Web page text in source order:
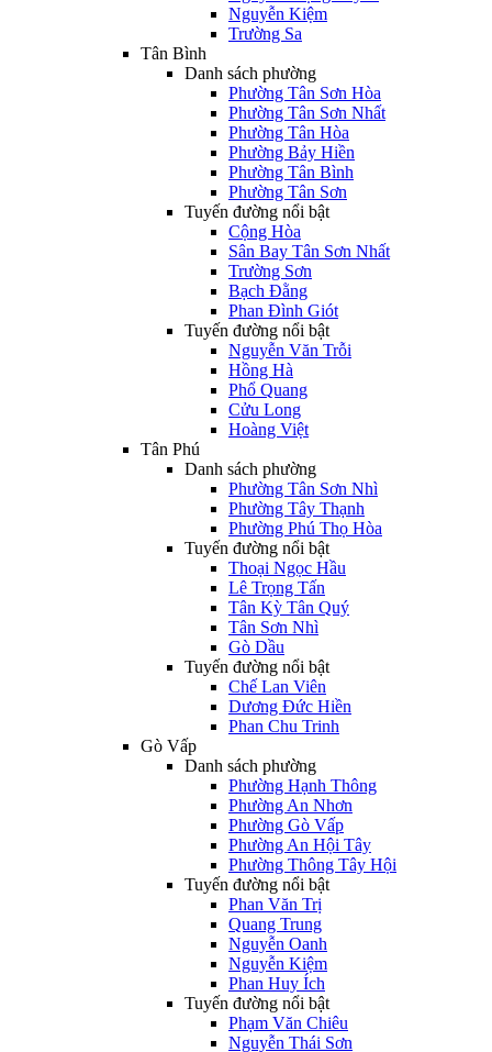
Nguyễn Kiệm
Trường Sa
Tân Bình
Danh sách phường
Phường Tân Sơn Hòa
Phường Tân Sơn Nhất
Phường Tân Hòa
Phường Bảy Hiền
Phường Tân Bình
Phường Tân Sơn
Tuyến đường nổi bật
Cộng Hòa
Sân Bay Tân Sơn Nhất
Trường Sơn
Bạch Đằng
Phan Đình Giót
Tuyến đường nổi bật
Nguyễn Văn Trỗi
Hồng Hà
Phổ Quang
Cửu Long
Hoàng Việt
Tân Phú
Danh sách phường
Phường Tân Sơn Nhì
Phường Tây Thạnh
Phường Phú Thọ Hòa
Tuyến đường nổi bật
Thoại Ngọc Hầu
Lê Trọng Tấn
Tân Kỳ Tân Quý
Tân Sơn Nhì
Gò Dầu
Tuyến đường nổi bật
Chế Lan Viên
Dương Đức Hiền
Phan Chu Trinh
Gò Vấp
Danh sách phường
Phường Hạnh Thông
Phường An Nhơn
Phường Gò Vấp
Phường An Hội Tây
Phường Thông Tây Hội
Tuyến đường nổi bật
Phan Văn Trị
Quang Trung
Nguyễn Oanh
Nguyễn Kiệm
Phan Huy Ích
Tuyến đường nổi bật
Phạm Văn Chiêu
Nguyễn Thái Sơn